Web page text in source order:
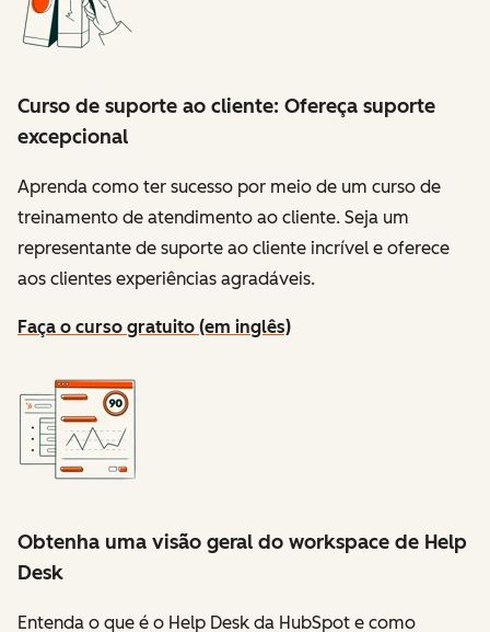
Curso de suporte ao cliente: Ofereça suporte
excepcional
Aprenda como ter sucesso por meio de um curso de
treinamento de atendimento ao cliente. Seja um
representante de suporte ao cliente incrível e oferece
aos clientes experiências agradáveis.
Faça o curso gratuito (em inglês)
Obtenha uma visão geral do workspace de Help
Desk
Entenda o que é o Help Desk da HubSpot e como